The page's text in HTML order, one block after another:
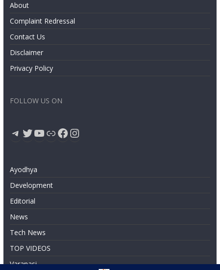
About
Complaint Redressal
Contact Us
Disclaimer
Privacy Policy
FOLLOW US ON
Telegram
Twitter
YouTube
LinkFacebook
Instagram
Ayodhya
Development
Editorial
News
Tech News
TOP VIDEOS
Varanasi